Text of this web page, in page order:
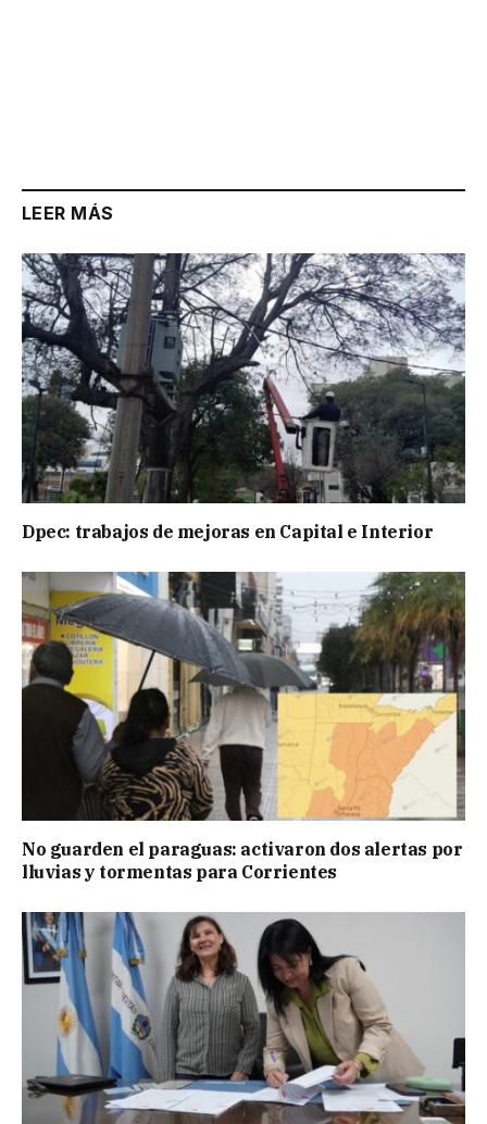
LEER MÁS
Dpec: trabajos de mejoras en Capital e Interior
No guarden el paraguas: activaron dos alertas por
lluvias y tormentas para Corrientes